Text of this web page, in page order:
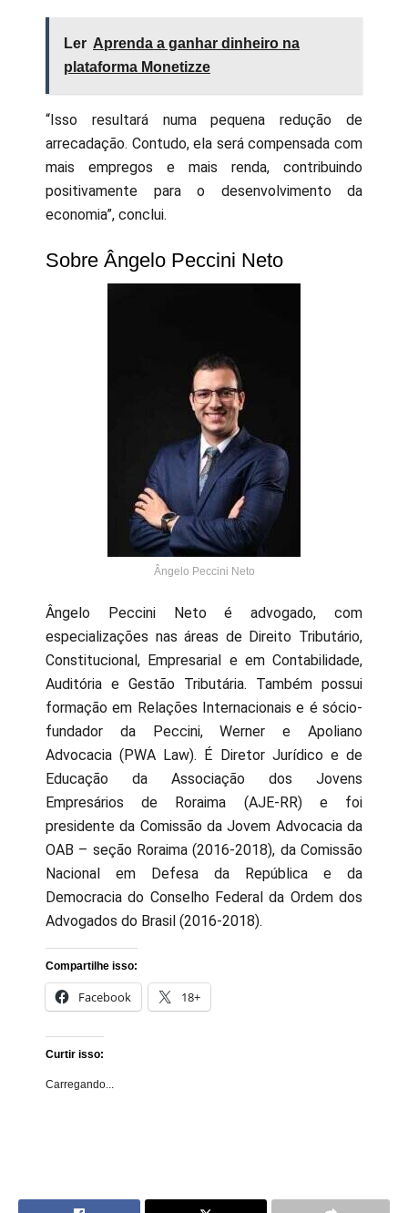
Ler Aprenda a ganhar dinheiro na
plataforma Monetizze
“Isso resultará numa pequena redução de
arrecadação. Contudo, ela será compensada com
mais empregos e mais renda, contribuindo
positivamente para o desenvolvimento da
economia”, conclui.
Sobre Ângelo Peccini Neto
Ângelo Peccini Neto
Ângelo Peccini Neto é advogado, com
especializações nas áreas de Direito Tributário,
Constitucional, Empresarial e em Contabilidade,
Auditória e Gestão Tributária. Também possui
formação em Relações Internacionais e é sócio-
fundador da Peccini, Werner e Apoliano
Advocacia (PWA Law). É Diretor Jurídico e de
Educação da Associação dos Jovens
Empresários de Roraima (AJE-RR) e foi
presidente da Comissão da Jovem Advocacia da
OAB – seção Roraima (2016-2018), da Comissão
Nacional em Defesa da República e da
Democracia do Conselho Federal da Ordem dos
Advogados do Brasil (2016-2018).
Compartilhe isso:
Facebook 18+
Curtir isso:
Carregando...